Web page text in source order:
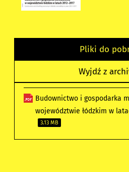
Pliki do
Wyjdź z
Budownictwo i gospodarka
województwie łódzkim w
3.13 MB